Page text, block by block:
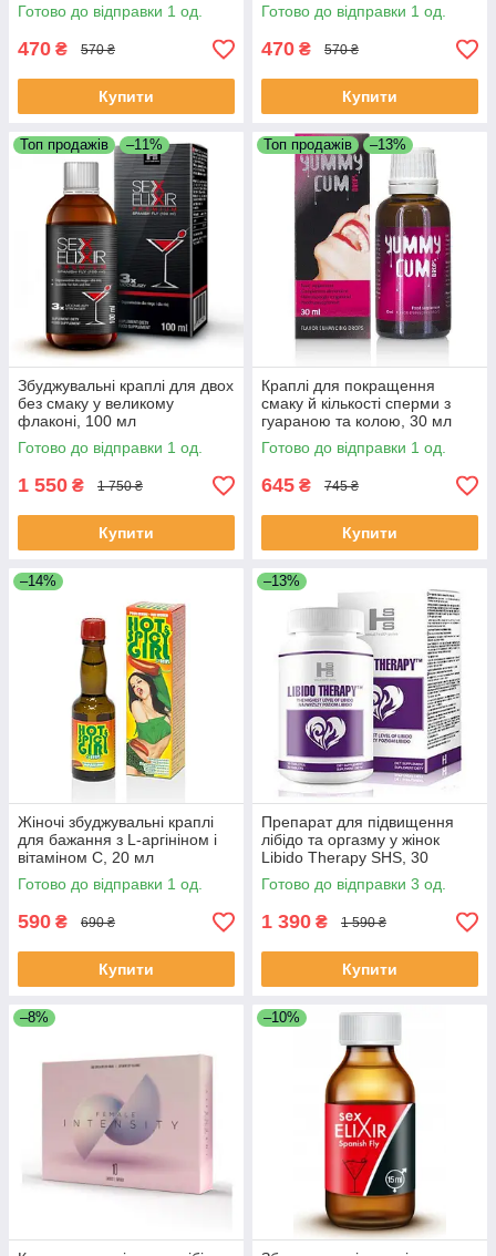
Готово до відправки 1 од.
470 ₴ 570 ₴
Купити
Готово до відправки 1 од.
470 ₴ 570 ₴
Купити
Топ продажів –11%
Збуджувальні краплі для двох
без смаку у великому
флаконі, 100 мл
Готово до відправки 1 од.
1 550 ₴ 1 750 ₴
Купити
Топ продажів –13%
Краплі для покращення
смаку й кількості сперми з
гуараною та колою, 30 мл
Готово до відправки 1 од.
645 ₴ 745 ₴
Купити
–14%
Жіночі збуджувальні краплі
для бажання з L-аргініном і
вітаміном C, 20 мл
Готово до відправки 1 од.
590 ₴ 690 ₴
Купити
–13%
Препарат для підвищення
лібідо та оргазму у жінок
Libido Therapy SHS, 30
капсул
Готово до відправки 3 од.
1 390 ₴ 1 590 ₴
Купити
–8% –10%